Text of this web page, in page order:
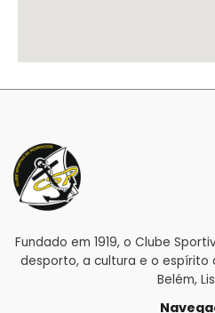
Fundado em 1919, o Clube
desporto, a cultura e o espírito
Belém,